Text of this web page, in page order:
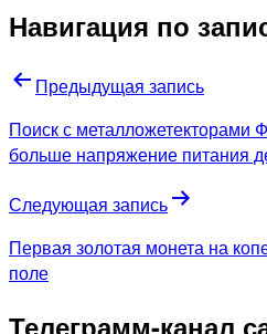
Навигация по
Предыдущая запись
Поиск с
больше напряжение питания
Следующая запись
Первая золотая монета на
поле
Телеграмм-канал